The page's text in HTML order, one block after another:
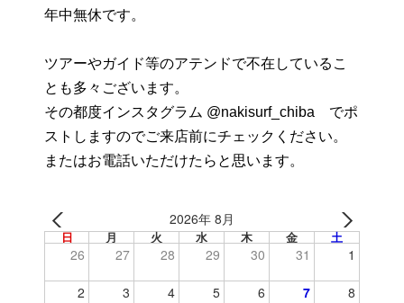
年中無休です。
ツアーやガイド等のアテンドで不在しているこ
とも多々ございます。
その都度インスタグラム @nakisurf_chiba でポ
ストしますのでご来店前にチェックください。
またはお電話いただけたらと思います。
2026年 8月
日 月 火 水 木 金 土
26 27 28 29 30 31 1
2 3 4 5 6 7 8